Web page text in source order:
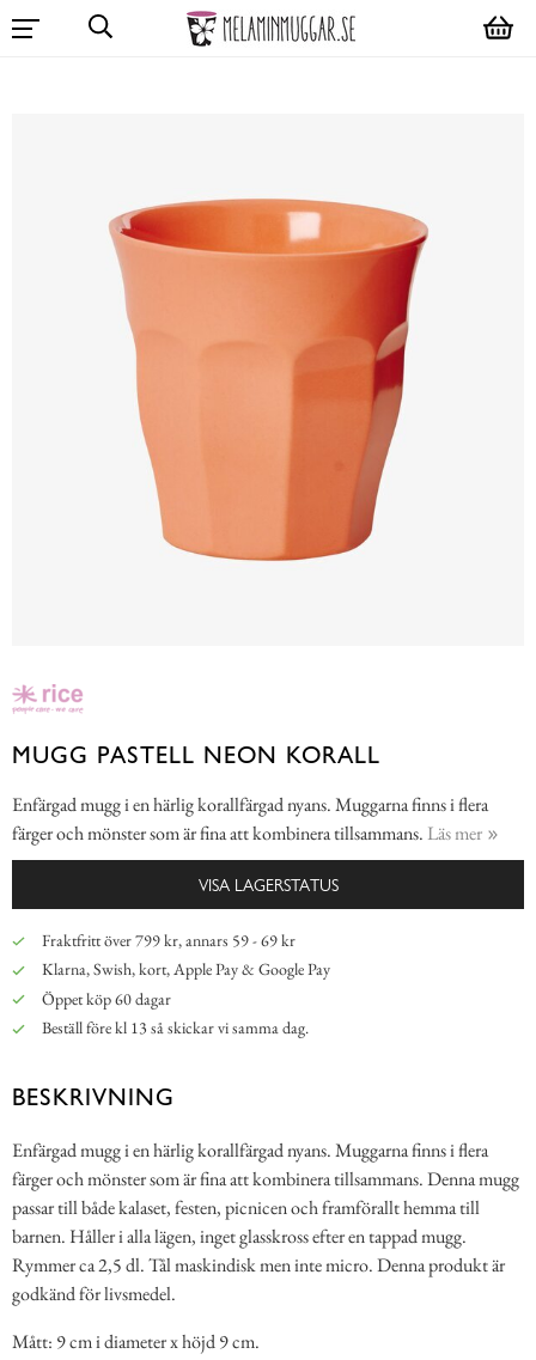
MUGG PASTELL NEON KORALL
Enfärgad mugg i en härlig korallfärgad nyans. Muggarna finns i flera
färger och mönster som är fina att kombinera tillsammans. Läs mer
VISA LAGERSTATUS
Fraktfritt över 799 kr, annars 59 - 69 kr
Klarna, Swish, kort, Apple Pay & Google Pay
Öppet köp 60 dagar
Beställ före kl 13 så skickar vi samma dag.
BESKRIVNING
Enfärgad mugg i en härlig korallfärgad nyans. Muggarna finns i flera
färger och mönster som är fina att kombinera tillsammans. Denna mugg
passar till både kalaset, festen, picnicen och framförallt hemma till
barnen. Håller i alla lägen, inget glasskross efter en tappad mugg.
Rymmer ca 2,5 dl. Tål maskindisk men inte micro. Denna produkt är
godkänd för livsmedel.
Mått: 9 cm i diameter x höjd 9 cm.